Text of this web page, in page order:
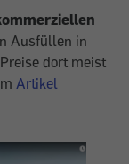
Ausfüllen in
dort meist
Artikel